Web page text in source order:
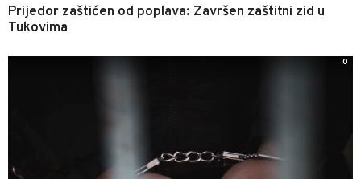
Prijedor zaštićen od poplava: Završen zaštitni zid u
Tukovima
0